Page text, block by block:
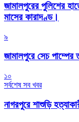
জামালপুরের পুলিশের
মাসের কারাদণ্ড।
৯
জামালপুরে সেচ পাম্পের
১০
সর্বশেষ সব খবর
নাগরপুরে শাশুড়ি